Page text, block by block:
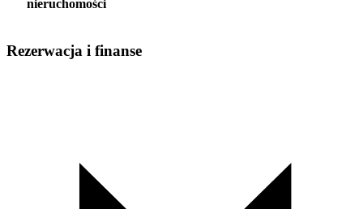
nieruchomości
Rezerwacja i finanse